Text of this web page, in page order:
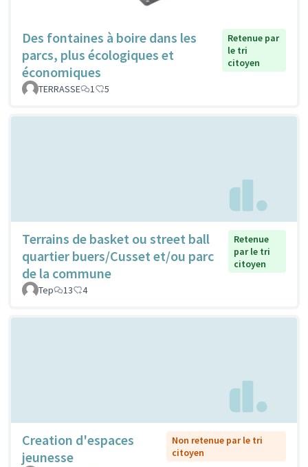
Des fontaines à boire dans les
parcs, plus écologiques et
économiques
Retenue par
le tri
citoyen
TERRASSE 1 5
Terrains de basket ou street ball
quartier buers/Cusset et/ou parc
de la commune
Retenue
par le tri
citoyen
Tep 13 4
Creation d'espaces
jeunesse
Non retenue par le tri
citoyen